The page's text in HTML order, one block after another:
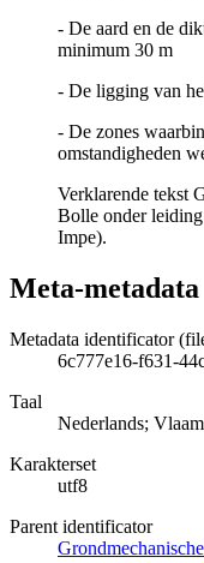
- De aard en de
minimum 30 m
- De ligging van
- De zones
omstandigheden
Verklarende tekst
Bolle onder
Impe).
Meta-metadata
Metadata identificator
6c777e16-f631-
Taal
Nederlands;
Karakterset
utf8
Parent identificator